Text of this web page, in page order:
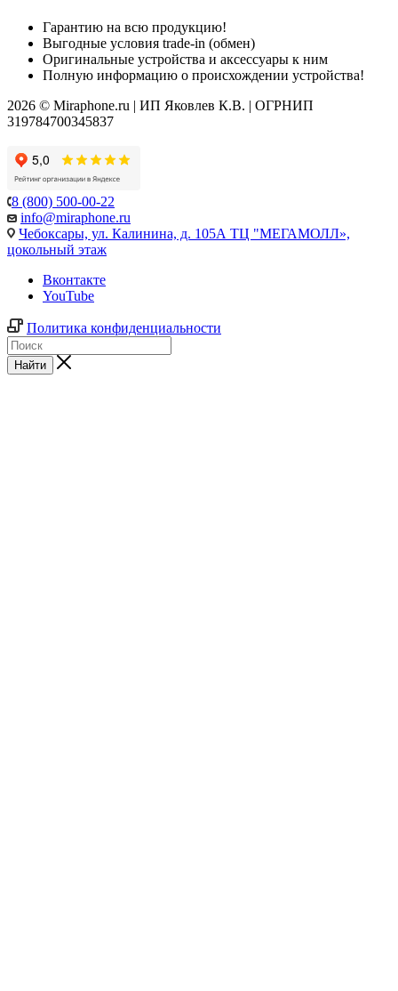
Гарантию на всю продукцию!
Выгодные условия trade-in (обмен)
Оригинальные устройства и аксессуары к ним
Полную информацию о происхождении устройства!
2026 © Miraphone.ru | ИП Яковлев К.В. | ОГРНИП
319784700345837
8 (800) 500-00-22
info@miraphone.ru
Чебоксары, ул. Калинина, д. 105А ТЦ "МЕГАМОЛЛ»,
цокольный этаж
Вконтакте
YouTube
Политика конфиденциальности
Найти